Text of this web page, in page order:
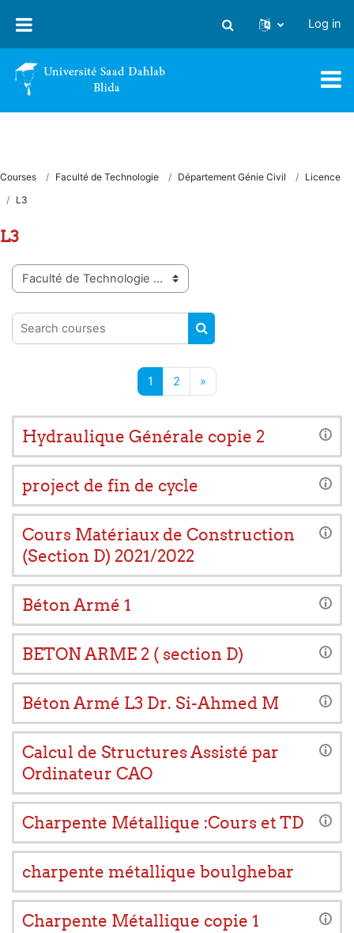
Toggle search input
Log in
Courses Faculté de Technologie Département Génie Civil
Licence
L3
L3
Course categories
Search courses
SEARCH COURSES
1 Page 1
2 Page 2
»
Hydraulique Générale copie 2
project de fin de cycle
Cours Matériaux de Construction
(Section D) 2021/2022
Béton Armé 1
BETON ARME 2 ( section D)
Béton Armé L3 Dr. Si-Ahmed M
Calcul de Structures Assisté par
Ordinateur CAO
Charpente Métallique :Cours et TD
charpente métallique boulghebar
Charpente Métallique copie 1